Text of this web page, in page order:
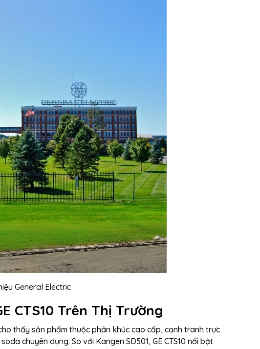
General Electric
CTS10 Trên Thị Trường
thấy sản phẩm thuộc phân khúc cao cấp, cạnh tranh trực
chuyên dụng. So với Kangen SD501, GE CTS10 nổi bật